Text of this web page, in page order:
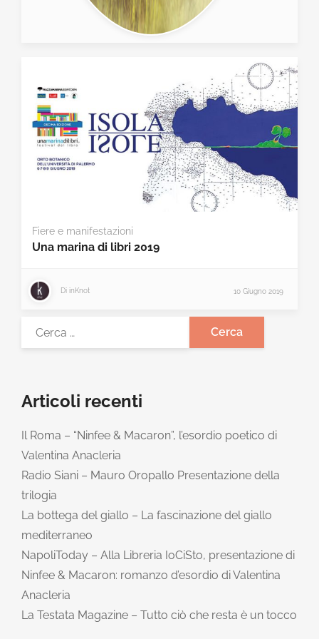
Fiere e manifestazioni
Una marina di libri 2019
Di inKnot 10 Giugno 2019
Articoli recenti
Il Roma – “Ninfee & Macaron”, l’esordio poetico di
Valentina Anacleria
Radio Siani – Mauro Oropallo Presentazione della
trilogia
La bottega del giallo – La fascinazione del giallo
mediterraneo
NapoliToday – Alla Libreria IoCiSto, presentazione di
Ninfee & Macaron: romanzo d’esordio di Valentina
Anacleria
La Testata Magazine – Tutto ciò che resta è un tocco